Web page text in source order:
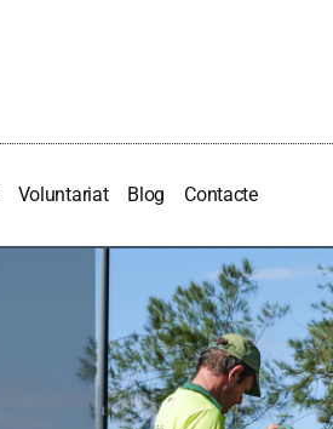
Voluntariat Blog Contacte